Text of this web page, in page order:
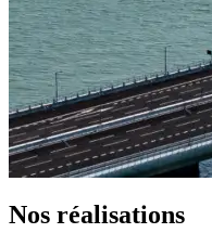
Nos réalisations